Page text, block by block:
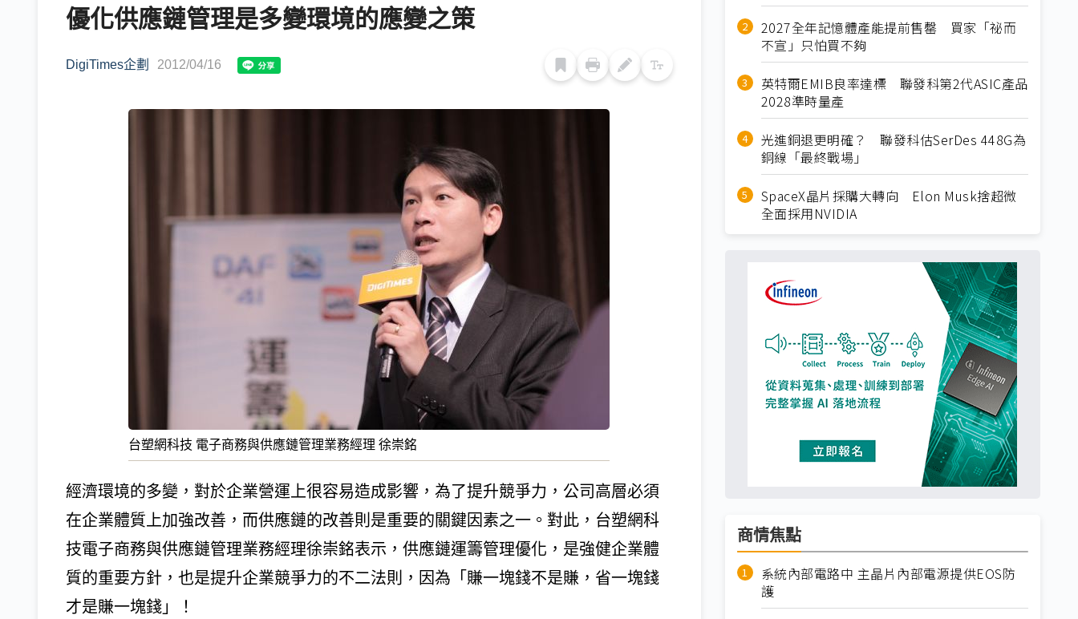
優化供應鏈管理是多變環境的應變之策
DigiTimes企劃 2012/04/16
台塑網科技 電子商務與供應鏈管理業務經理 徐崇銘
經濟環境的多變，對於企業營運上很容易造成影響，為了提升競爭力，公司高層必須
在企業體質上加強改善，而供應鏈的改善則是重要的關鍵因素之一。對此，台塑網科
技電子商務與供應鏈管理業務經理徐崇銘表示，供應鏈運籌管理優化，是強健企業體
質的重要方針，也是提升企業競爭力的不二法則，因為「賺一塊錢不是賺，省一塊錢
才是賺一塊錢」！
2027全年記憶體產能提前售罄 買家「祕而
不宣」只怕買不夠
英特爾EMIB良率達標 聯發科第2代ASIC產品
2028準時量產
光進銅退更明確？ 聯發科估SerDes 448G為
銅線「最終戰場」
SpaceX晶片採購大轉向 Elon Musk捨超微
全面採用NVIDIA
商情焦點
系統內部電路中 主晶片內部電源提供EOS防
護